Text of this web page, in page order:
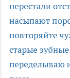
перестали
насыпают
повторяйте
старые
переделываю